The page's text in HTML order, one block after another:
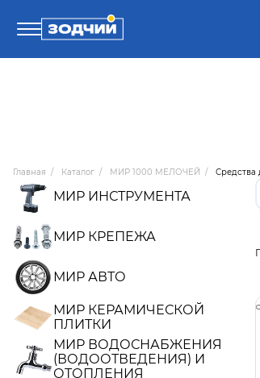
8 (4242) 30-00-27
8 (4242) 30-00-72
Главная / Каталог / МИР 1000 МЕЛОЧЕЙ / Средства
МИР ИНСТРУМЕНТА
МИР КРЕПЕЖА
МИР АВТО
МИР КЕРАМИЧЕСКОЙ
ПЛИТКИ
МИР ВОДОСНАБЖЕНИЯ
(ВОДООТВЕДЕНИЯ) И
ОТОПЛЕНИЯ